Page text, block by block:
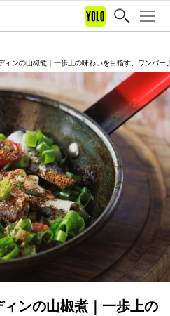
ィンの山椒煮｜一歩上の味わいを目指す、ワンバ
ィンの山椒煮｜一歩上の